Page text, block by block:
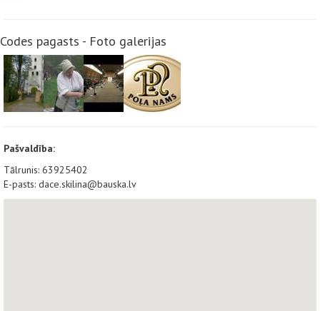
Codes pagasts - Foto galerijas
Pašvaldība:
Tālrunis: 63925402
E-pasts: dace.skilina@bauska.lv